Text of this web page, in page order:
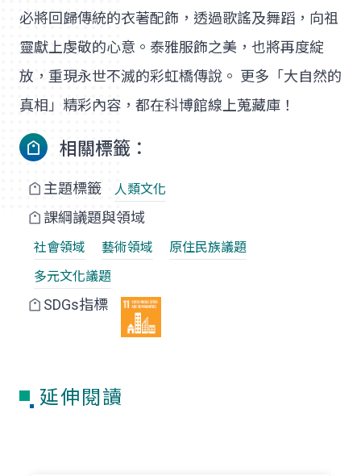
必將回歸傳統的衣著配飾，透過歌謠及舞蹈，向祖
靈獻上虔敬的心意。泰雅服飾之美，也將再度綻
放，重現永世不滅的彩虹橋傳說。 更多「大自然的
真相」精彩內容，都在科博館線上蒐藏庫！
相關標籤：
主題標籤 人類文化
課綱議題與領域
社會領域 藝術領域
原住民族議題
多元文化議題
SDGs指標
延伸閱讀